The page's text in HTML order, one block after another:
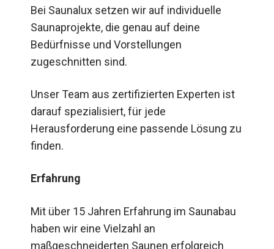
Bei Saunalux setzen wir auf individuelle
Saunaprojekte, die genau auf deine
Bedürfnisse und Vorstellungen
zugeschnitten sind.
Unser Team aus zertifizierten Experten ist
darauf spezialisiert, für jede
Herausforderung eine passende Lösung zu
finden.
Erfahrung
Mit über 15 Jahren Erfahrung im Saunabau
haben wir eine Vielzahl an
maßgeschneiderten Saunen erfolgreich